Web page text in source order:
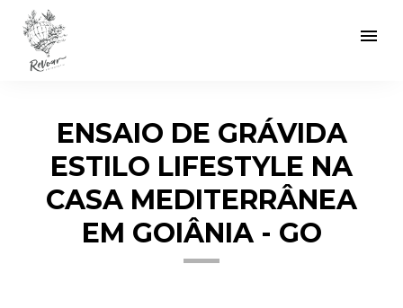
menu
ENSAIO DE GRÁVIDA
ESTILO LIFESTYLE NA
CASA MEDITERRÂNEA
EM GOIÂNIA - GO